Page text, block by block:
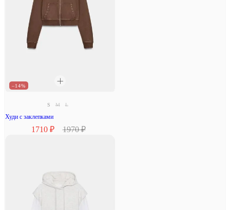
–14%
S M L
Худи с заклепками
1710 ₽ 1970 ₽